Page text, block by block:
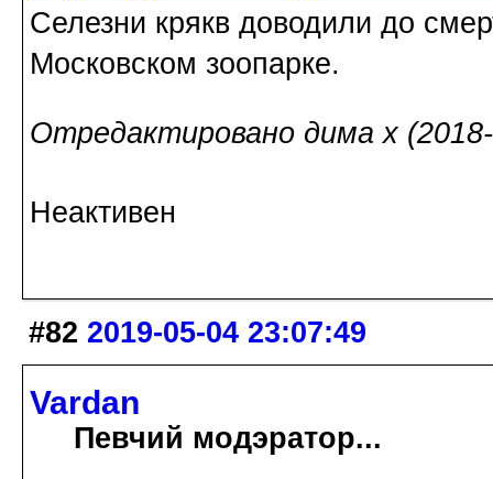
Селезни крякв доводили до
Московском зоопарке.
Отредактировано дима х
Неактивен
#82 2019-05-04 23:07:49
Vardan
Певчий модэратор...